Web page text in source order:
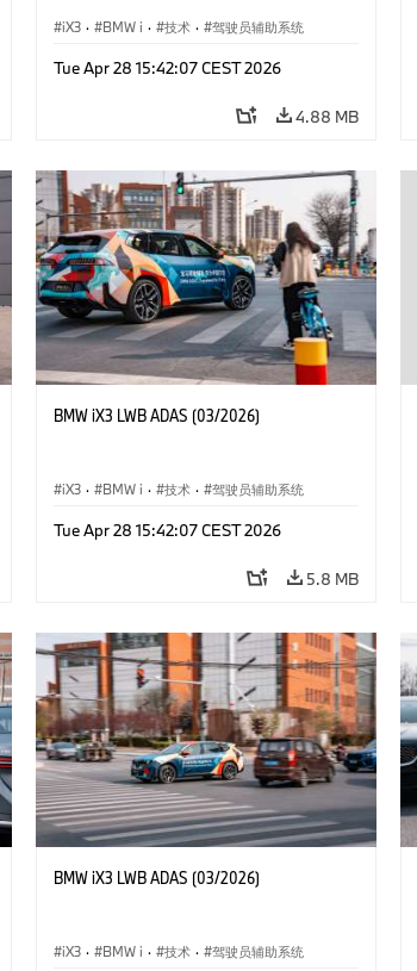
iX3 · BMW i · 技术 · 驾驶员辅助系统
Tue Apr 28 15:42:07 CEST 2026
4.88 MB
BMW iX3 LWB ADAS (03/2026)
iX3 · BMW i · 技术 · 驾驶员辅助系统
Tue Apr 28 15:42:07 CEST 2026
5.8 MB
BMW iX3 LWB ADAS (03/2026)
iX3 · BMW i · 技术 · 驾驶员辅助系统